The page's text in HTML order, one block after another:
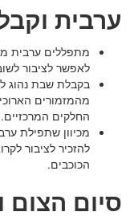
ערבית
מתפללים ערבית
לאפשר לציבור
בקבלת שבת נהוג
מהמזמורים
החלקים המרכזיים.
מכיוון שתפילת
להזכיר לציבור
הכוכבים.
סיום